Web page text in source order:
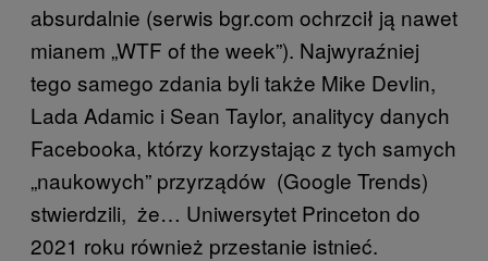
absurdalnie (serwis bgr.com ochrzcił ją nawet
mianem „WTF of the week”). Najwyraźniej
tego samego zdania byli także Mike Devlin,
Lada Adamic i Sean Taylor, analitycy danych
Facebooka, którzy korzystając z tych samych
„naukowych” przyrządów (Google Trends)
stwierdzili, że… Uniwersytet Princeton do
2021 roku również przestanie istnieć.